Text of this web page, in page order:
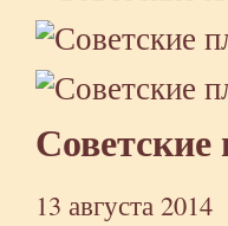
13 августа 2014